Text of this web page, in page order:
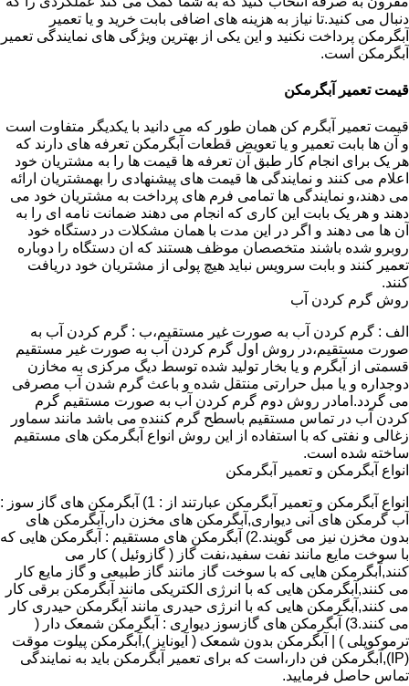
دنبال می کنید.تا نیاز به هزینه های اضافی بابت خرید و یا تعمیر
آبگرمکن پرداخت نکنید و این یکی از بهترین ویژگی های نمایندگی تعمیر
آبگرمکن است.
قیمت تعمیر آبگرمکن
قیمت تعمیر آبگرم کن همان طور که می دانید با یکدیگر متفاوت است
و آن ها بابت تعمیر و یا تعویض قطعات آبگرمکن تعرفه های دارند که
هر یک برای انجام کار طبق آن تعرفه ها قیمت ها را به مشتریان خود
اعلام می کنند و نمایندگی ها قیمت های پیشنهادی را بهمشتریان ارائه
می دهند،و نمایندگی ها تمامی فرم های پرداخت به مشتریان خود می
دهند و هر یک بابت این کاری که انجام می دهند ضمانت نامه ای را به
آن ها می دهند و اگر در این مدت با همان مشکلات در دستگاه خود
روبرو شده باشند متخصصان موظف هستند که ان دستگاه را دوباره
تعمیر کنند و بابت سرویس نباید هیچ پولی از مشتریان خود دریافت
کنند.
روش گرم کردن آب
الف : گرم کردن آب به صورت غیر مستقیم،ب : گرم کردن آب به
صورت مستقیم،در روش اول گرم کردن آب به صورت غیر مستقیم
قسمتی از آبگرم و یا بخار تولید شده توسط دیگ مرکزی به مخازن
دوجداره و یا مبل حرارتی منتقل شده و باعث گرم شدن آب مصرفی
می گردد.امادر روش دوم گرم کردن آب به صورت مستقیم گرم
کردن آب در تماس مستقیم باسطح گرم کننده می باشد مانند سماور
زغالی و نفتی که با استفاده از این روش انواع آبگرمکن های مستقیم
ساخته شده است.
انواع آبگرمکن و تعمیر آبگرمکن
انواع آبگرمکن و تعمیر آبگرمکن عبارتند از : 1) آبگرمکن های گاز سوز :
آب گرمکن های آنی دیواری,آبگرمکن های مخزن دار,آبگرمکن های
بدون مخزن نیز می گویند.2) آبگرمکن های مستقیم : آبگرمکن هایی که
با سوخت مایع مانند نفت سفید،نفت گاز ( گازوئیل ) کار می
کنند,آبگرمکن هایی که با سوخت گاز مانند گاز طبیعی و گاز مایع کار
می کنند,آبگرمکن هایی که با انرژی الکتریکی مانند آبگرمکن برقی کار
می کنند,آبگرمکن هایی که با انرژی حیدری مانند آبگرمکن حیدری کار
می کنند.3) آبگرمکن های گازسوز دیواری : آبگرمکن شمعک دار (
ترموکوپلی ) | آبگرمکن بدون شمعک ( آیونایز ),آبگرمکن پیلوت موقت
(IP),آبگرمکن فن دار،است که برای تعمیر آبگرمکن باید به نمایندگی
تماس حاصل فرمایید.